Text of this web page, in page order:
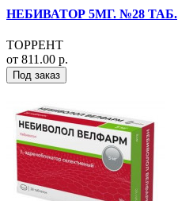
НЕБИВАТОР 5МГ. №28 ТАБ.
ТОРРЕНТ
от 811.00 р.
Под заказ